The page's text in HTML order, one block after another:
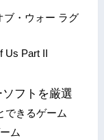
・ウォー ラグ
Us Part II
フトを厳選
できるゲーム
ム